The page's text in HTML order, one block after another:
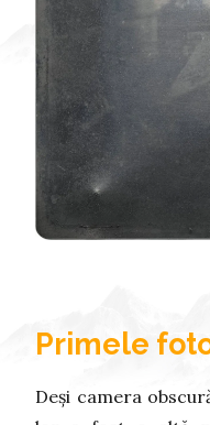
Primele
Deși camera